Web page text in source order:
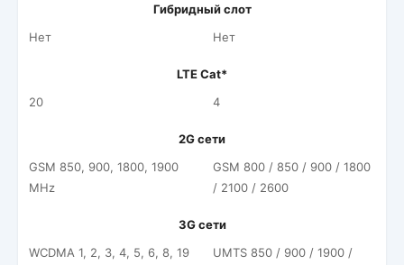
Гибридный слот
Нет
Нет
LTE Cat*
20
4
2G сети
GSM 850, 900, 1800, 1900
MHz
GSM 800 / 850 / 900 / 1800
/ 2100 / 2600
3G сети
WCDMA 1, 2, 3, 4, 5, 6, 8, 19
UMTS 850 / 900 / 1900 /